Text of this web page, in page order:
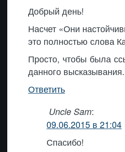
Добрый день!
Насчет «Они
это полностью слова
Просто, чтобы была
данного высказывания.
Ответить
Uncle Sam:
09.06.2015 в 21:04
Спасибо!